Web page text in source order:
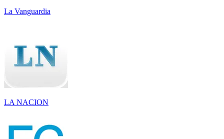
La Vanguardia
LA NACION